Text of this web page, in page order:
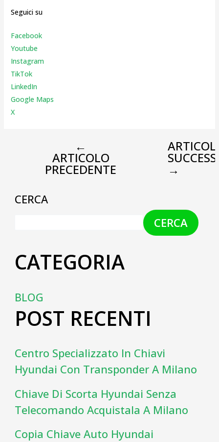
Seguici su
Facebook
Youtube
Instagram
TikTok
LinkedIn
Google Maps
X
←
ARTICOLO
PRECEDENTE →
CERCA
CERCA
CATEGORIA
BLOG
POST RECENTI
Centro Specializzato In Chiavi
Hyundai Con Transponder A Milano
Chiave Di Scorta Hyundai Senza
Telecomando Acquistala A Milano
Copia Chiave Auto Hyundai